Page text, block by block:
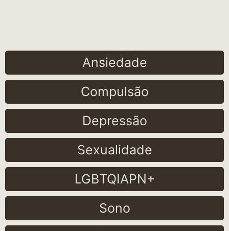
Ansiedade
Compulsão
Depressão
Sexualidade
LGBTQIAPN+
Sono